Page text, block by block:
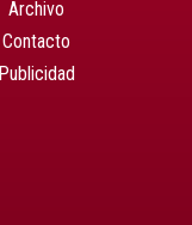
Archivo
Contacto
Publicidad